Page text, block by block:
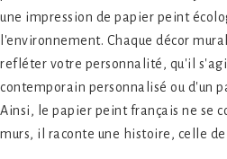
une impression de papier peint
l'environnement. Chaque décor
refléter votre personnalité, qu'il
contemporain personnalisé ou d'un
Ainsi, le papier peint français ne se
murs, il raconte une histoire, celle